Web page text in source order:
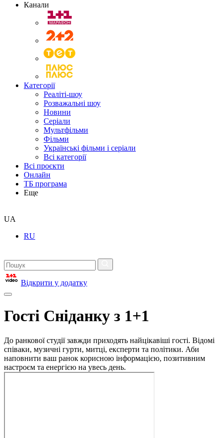
Канали
Категорії
Реаліті-шоу
Розважальні шоу
Новини
Серіали
Мультфільми
Фільми
Українські фільми і серіали
Всі категорії
Всі проєкти
Онлайн
ТБ програма
Еще
UA
RU
Відкрити у додатку
Гості Сніданку з 1+1
До ранкової студії завжди приходять найцікавіші гості. Відомі
співаки, музичні гурти, митці, експерти та політики. Аби
наповнити ваш ранок корисною інформацією, позитивним
настроєм та енергією на увесь день.